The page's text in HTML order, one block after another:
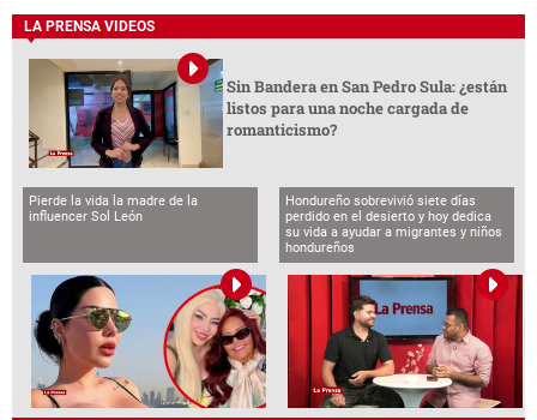
LA PRENSA VIDEOS
Sin Bandera en San Pedro Sula: ¿están
listos para una noche cargada de
romanticismo?
Pierde la vida la madre de la
influencer Sol León
Hondureño sobrevivió siete días
perdido en el desierto y hoy dedica
su vida a ayudar a migrantes y niños
hondureños